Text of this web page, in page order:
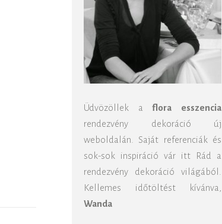
Üdvözöllek aflora esszencia
rendezvény dekoráció új
weboldalán. Saját referenciák és
sok-sok inspiráció vár itt Rád a
rendezvény dekoráció világából.
Kellemes időtöltést kívánva,
Wanda